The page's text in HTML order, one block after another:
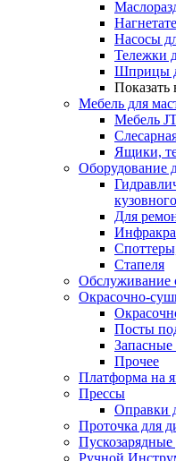
Насосы
Тележки
Шприцы
Показать
Мебель для
Мебель
Ящики,
Оборудование
Для
Стапеля
Обслуживание
Окрасочно-
Посты
Запасные
Прочее
Платформа на
Прессы
Оправки
Проточка для
Пускозарядные